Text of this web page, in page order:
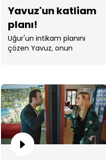
Yavuz'un katliam
planı!
Uğur'un intikam planını
çözen Yavuz, onun